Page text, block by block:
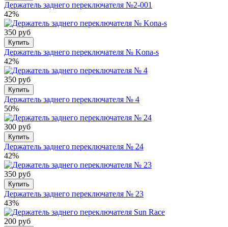
Держатель заднего переключателя №2-001
42%
350 руб
Купить
Держатель заднего переключателя № Kona-s
42%
350 руб
Купить
Держатель заднего переключателя № 4
50%
300 руб
Купить
Держатель заднего переключателя № 24
42%
350 руб
Купить
Держатель заднего переключателя № 23
43%
200 руб